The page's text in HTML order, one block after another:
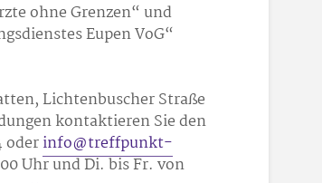
ohne Grenzen“ und
Eupen VoG“
Lichtenbuscher Straße
kontaktieren Sie den
oderinfo@treffpunkt-
Uhr und Di. bis Fr. von